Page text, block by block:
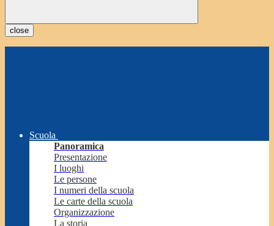
close
Scuola
Panoramica
Presentazione
I luoghi
Le persone
I numeri della scuola
Le carte della scuola
Organizzazione
La storia